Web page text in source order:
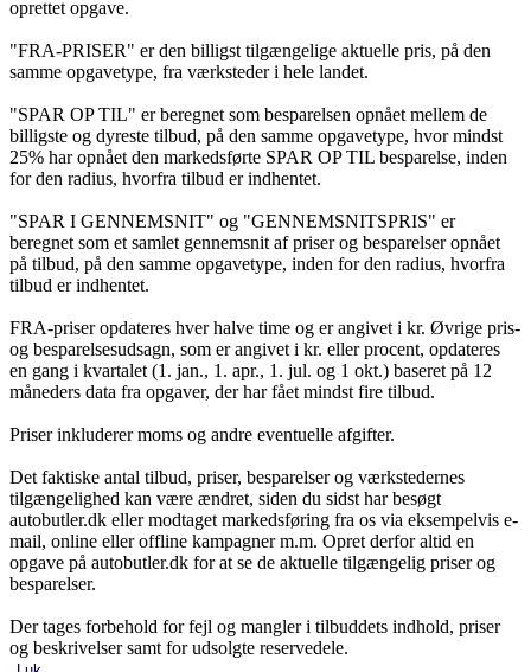
oprettet opgave.
"FRA-PRISER" er den billigst tilgængelige aktuelle pris, på den
samme opgavetype, fra værksteder i hele landet.
"SPAR OP TIL" er beregnet som besparelsen opnået mellem de
billigste og dyreste tilbud, på den samme opgavetype, hvor mindst
25% har opnået den markedsførte SPAR OP TIL besparelse, inden
for den radius, hvorfra tilbud er indhentet.
"SPAR I GENNEMSNIT" og "GENNEMSNITSPRIS" er
beregnet som et samlet gennemsnit af priser og besparelser opnået
på tilbud, på den samme opgavetype, inden for den radius, hvorfra
tilbud er indhentet.
FRA-priser opdateres hver halve time og er angivet i kr. Øvrige pris-
og besparelsesudsagn, som er angivet i kr. eller procent, opdateres
en gang i kvartalet (1. jan., 1. apr., 1. jul. og 1 okt.) baseret på 12
måneders data fra opgaver, der har fået mindst fire tilbud.
Priser inkluderer moms og andre eventuelle afgifter.
Det faktiske antal tilbud, priser, besparelser og værkstedernes
tilgængelighed kan være ændret, siden du sidst har besøgt
autobutler.dk eller modtaget markedsføring fra os via eksempelvis e-
mail, online eller offline kampagner m.m. Opret derfor altid en
opgave på autobutler.dk for at se de aktuelle tilgængelig priser og
besparelser.
Der tages forbehold for fejl og mangler i tilbuddets indhold, priser
og beskrivelser samt for udsolgte reservedele.